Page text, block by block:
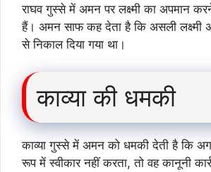
राघव गुस्से में अमन पर लक्ष्मी का अपमान
हैं। अमन साफ कह देता है कि असली लक्ष्मी
से निकाल दिया गया था।
काव्या की धमकी
काव्या गुस्से में अमन को धमकी देती है कि
रूप में स्वीकार नहीं करता, तो वह कानूनी